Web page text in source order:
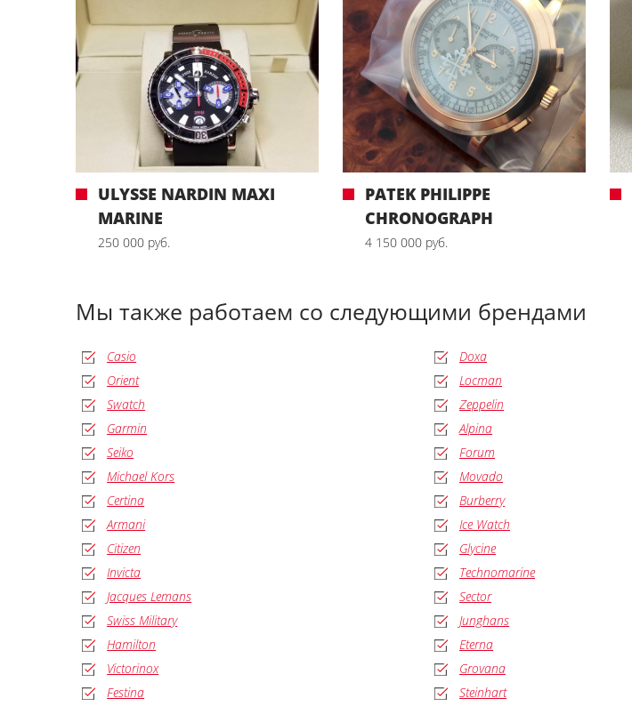
ULYSSE NARDIN MAXI
MARINE
250 000 руб.
PATEK PHILIPPE
CHRONOGRAPH
4 150 000 руб.
Мы также работаем со следующими брендами
Casio
Orient
Swatch
Garmin
Seiko
Michael Kors
Certina
Armani
Citizen
Invicta
Jacques Lemans
Swiss Military
Hamilton
Victorinox
Festina
Doxa
Locman
Zeppelin
Alpina
Forum
Movado
Burberry
Ice Watch
Glycine
Technomarine
Sector
Junghans
Eterna
Grovana
Steinhart